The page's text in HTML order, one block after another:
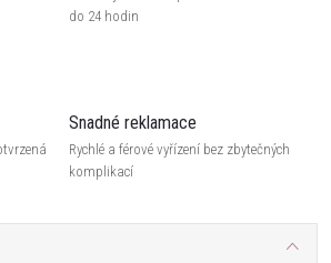
do 24 hodin
Snadné reklamace
Rychlé a férové vyřízení bez zbytečných
komplikací